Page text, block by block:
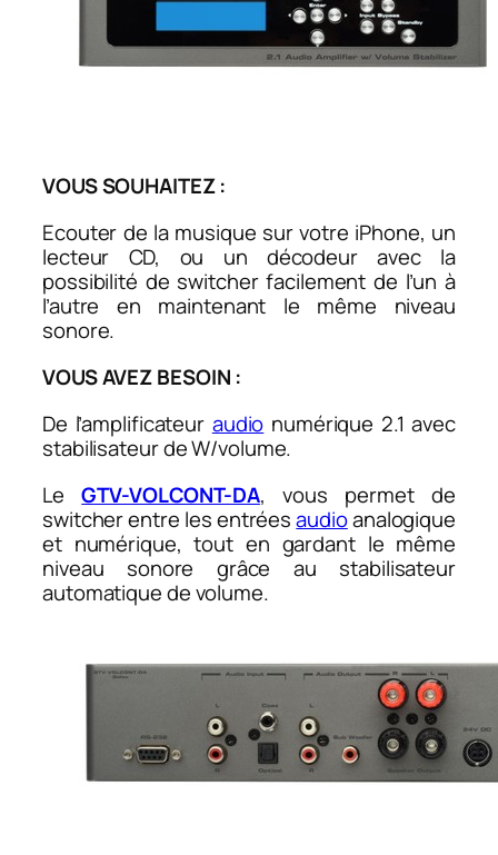
VOUS SOUHAITEZ :
Ecouter de la musique sur votre iPhone, un
lecteur CD, ou un décodeur avec la
possibilité de switcher facilement de l’un à
l’autre en maintenant le même niveau
sonore.
VOUS AVEZ BESOIN :
De l’amplificateur audio numérique 2.1 avec
stabilisateur de W/volume.
LeGTV-VOLCONT-DA, vous permet de
switcher entre les entréesaudioanalogique
et numérique, tout en gardant le même
niveau sonore grâce au stabilisateur
automatique de volume.